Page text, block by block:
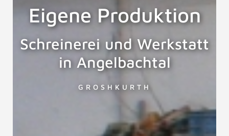
Eigene Produktion
Schreinerei und Werkstatt
in Angelbachtal
GROSHKURTH